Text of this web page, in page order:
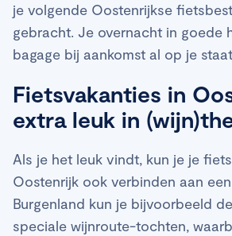
je volgende Oostenrijkse
gebracht. Je overnacht in goede
bagage bij aankomst al op je
Fietsvakanties in
extra leuk in
Als je het leuk vindt, kun je je
Oostenrijk ook verbinden aan
Burgenland kun je bijvoorbeeld
speciale wijnroute-tochten,